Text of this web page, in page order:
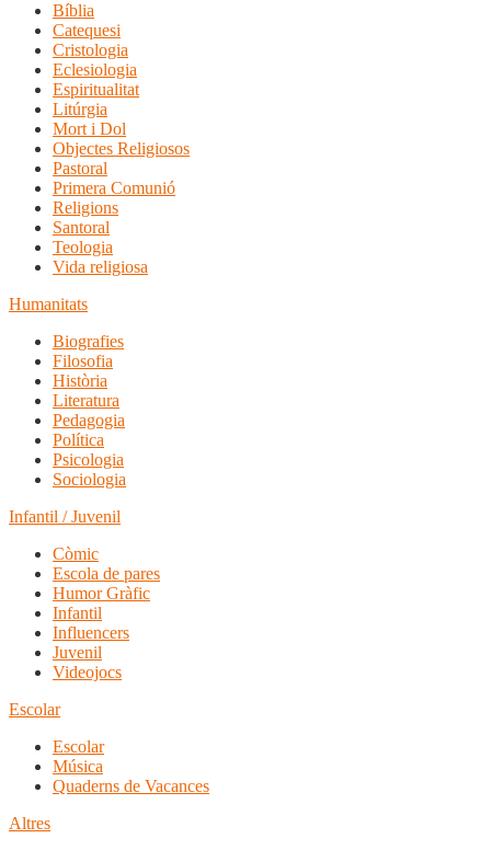
Bíblia
Catequesi
Cristologia
Eclesiologia
Espiritualitat
Litúrgia
Mort i Dol
Objectes Religiosos
Pastoral
Primera Comunió
Religions
Santoral
Teologia
Vida religiosa
Humanitats
Biografies
Filosofia
Història
Literatura
Pedagogia
Política
Psicologia
Sociologia
Infantil / Juvenil
Còmic
Escola de pares
Humor Gràfic
Infantil
Influencers
Juvenil
Videojocs
Escolar
Escolar
Música
Quaderns de Vacances
Altres